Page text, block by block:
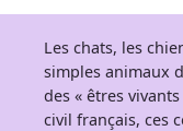
Les chats, les
simples animaux
des « êtres
civil français, ces